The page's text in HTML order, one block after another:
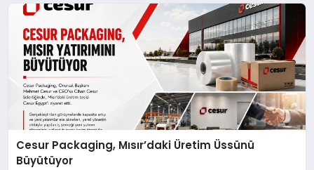
Cesur Packaging, Mısır’daki Üretim Üssünü
Büyütüyor